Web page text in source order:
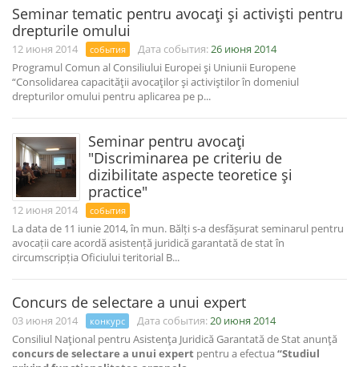
Seminar tematic pentru avocaţi şi activişti pentru
drepturile omului
12 июня 2014 события Дата события:26 июня 2014
Programul Comun al Consiliului Europei şi Uniunii Europene
“Consolidarea capacităţii avocaţilor şi activiştilor în domeniul
drepturilor omului pentru aplicarea pe p...
Seminar pentru avocaţi
"Discriminarea pe criteriu de
dizibilitate aspecte teoretice şi
practice"
12 июня 2014 события
La data de 11 iunie 2014, în mun. Bălți s-a desfășurat seminarul pentru
avocații care acordă asistență juridică garantată de stat în
circumscripția Oficiului teritorial B...
Concurs de selectare a unui expert
03 июня 2014 конкурс Дата события:20 июня 2014
Consiliul Naţional pentru Asistenţa Juridică Garantată de Stat anunţă
concurs de selectare a unui expert pentru a efectua“Studiul